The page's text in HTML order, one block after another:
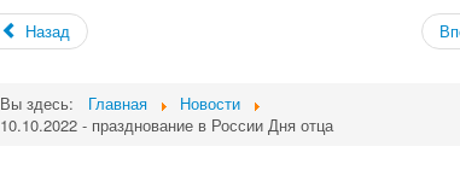
Назад
Вы здесь: Главная
Новости
10.10.2022 - празднование в России Дня отца